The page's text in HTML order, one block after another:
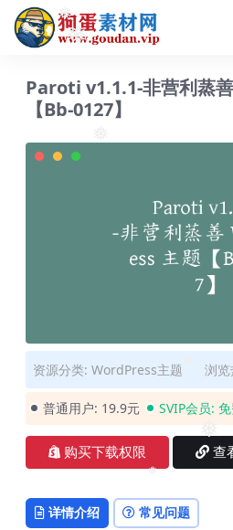
❅
❅
❅
❅
❅
❅
Paroti v1.1.1-非营利蒸
【Bb-0127】
资源分类: WordPress主题 浏
普通用户: 19.9元 SVIP会员:
购买下载权限 查
详情介绍 常见问题